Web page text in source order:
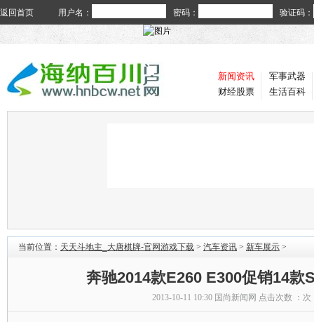
返回首页 用户名： 密码： 验证码：
新闻资讯
财经股票
军事武器
生活百科
当前位置： 天天斗地主_大唐棋牌-官网游戏下载 > 汽车资讯 > 新车展示 >
奔驰2014款E260 E300促销14款
2013-10-11 10:30 国尚新闻网 点击次数 ： 次